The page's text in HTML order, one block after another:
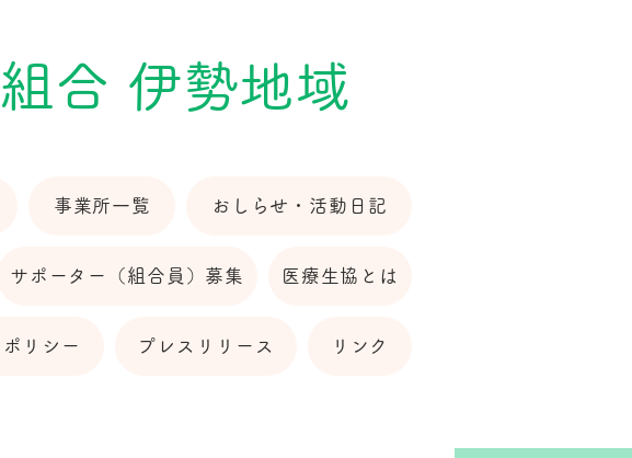
合 伊勢地域
事業所一覧 おしらせ・活動日記
サポーター（組合員）募集 医療生協とは
リシー プレスリリース リンク